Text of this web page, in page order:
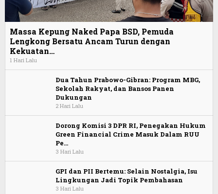
Massa Kepung Naked Papa BSD, Pemuda
Lengkong Bersatu Ancam Turun dengan
Kekuatan…
1 Hari Lalu
Dua Tahun Prabowo-Gibran: Program MBG,
Sekolah Rakyat, dan Bansos Panen
Dukungan
2 Hari Lalu
Dorong Komisi 3 DPR RI, Penegakan Hukum
Green Financial Crime Masuk Dalam RUU
Pe…
3 Hari Lalu
GPI dan PII Bertemu: Selain Nostalgia, Isu
Lingkungan Jadi Topik Pembahasan
3 Hari Lalu